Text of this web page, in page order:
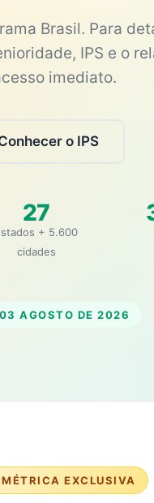
Brasil. Para
IPS e o
imediato.
o IPS
27
+ 5.600
cidades
03 AGOSTO DE 2026
MÉTRICA EXCLUSIVA